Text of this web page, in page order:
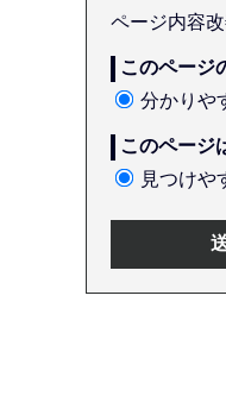
ページ内容
このページ
分かりや
このページ
見つけや